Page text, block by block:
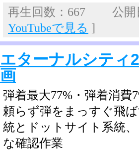
再生回数：667 公
YouTubeで見る ]
エターナルシテ
画
弾着最大77%・弾着消
頼らず弾をまっすぐ飛
統とドットサイト系統
な確認作業